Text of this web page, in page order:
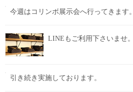
今週はコリンボ展示会へ行ってきます。
LINEもご利用下さいませ。
引き続き実施しております。